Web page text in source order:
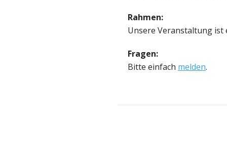
Rahmen:
Unsere Veranstaltung ist
Fragen:
Bitte einfach melden.